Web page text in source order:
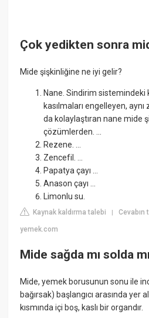
Çok yedikten sonra
Mide şişkinliğine ne iyi gelir?
Nane. Sindirim sistemindeki
kasılmaları engelleyen, aynı
da kolaylaştıran nane mide
çözümlerden. ...
Rezene. ...
Zencefil. ...
Papatya çayı ...
Anason çayı ...
Limonlu su.
Kaynak kaldırma talebi |Cevabın
yemek.com
Mide sağda mı solda
Mide, yemek borusunun sonu ile
bağırsak) başlangıcı arasında yer
kısmında içi boş, kaslı bir organdır.